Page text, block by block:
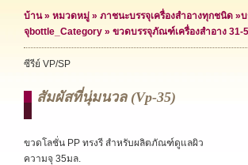
บ้าน» หมวดหมู่ » ภาชนะบรรจุเครื่องสำอางทุกชนิด »
จุbottle_Category » ขวดบรรจุภัณฑ์เครื่องสำอาง 31-
ซีรีย์ VP/SP
สัมผัสที่นุ่มนวล (vp-35)
ขวดโลชั่น PP ทรงรี สำหรับผลิตภัณฑ์ดูแลผิว
ความจุ 35มล.